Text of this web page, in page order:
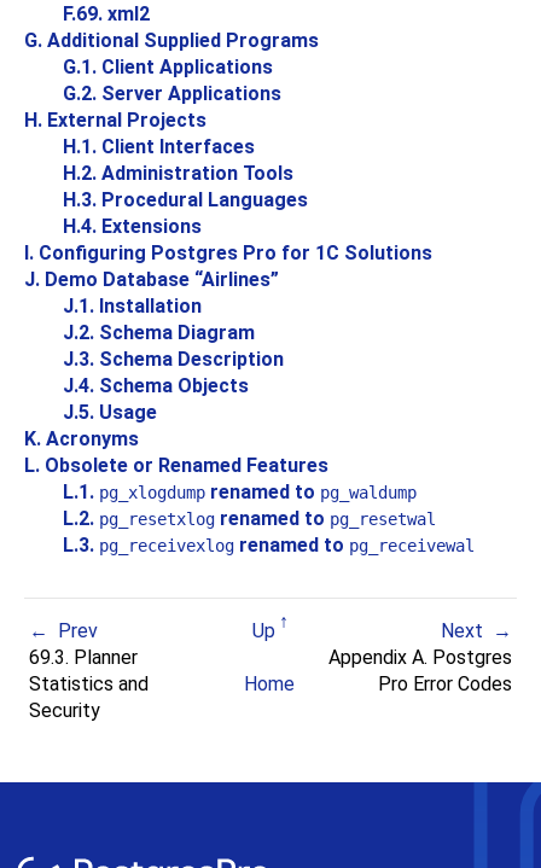
F.69. xml2
G. Additional Supplied Programs
G.1. Client Applications
G.2. Server Applications
H. External Projects
H.1. Client Interfaces
H.2. Administration Tools
H.3. Procedural Languages
H.4. Extensions
I. Configuring Postgres Pro for 1C Solutions
J. Demo Database “Airlines”
J.1. Installation
J.2. Schema Diagram
J.3. Schema Description
J.4. Schema Objects
J.5. Usage
K. Acronyms
L. Obsolete or Renamed Features
L.1. pg_xlogdump renamed to pg_waldump
L.2. pg_resetxlog renamed to pg_resetwal
L.3. pg_receivexlog renamed to pg_receivewal
Prev Up
Next
69.3. Planner
Statistics and
Security
Home
Appendix A. Postgres
ProError Codes